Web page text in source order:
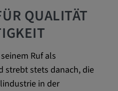
QUALITÄT
Ruf als
strebt stets danach, die
in der